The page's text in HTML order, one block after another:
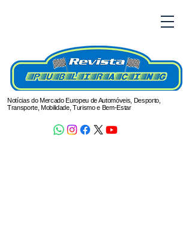
Notícias do Mercado Europeu de Automóveis, Desporto,
Transporte, Mobilidade, Turismo e Bem-Estar